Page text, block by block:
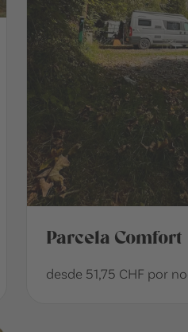
Parcela Comfort
desde 51,75 CHF por